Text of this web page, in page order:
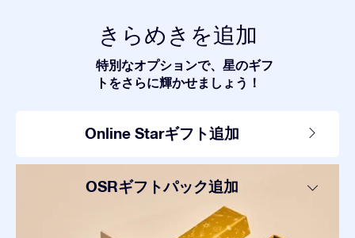
きらめきを追加
特別なオプションで、星のギフ
トをさらに輝かせましょう！
Online Starギフト追加
OSRギフトパック追加